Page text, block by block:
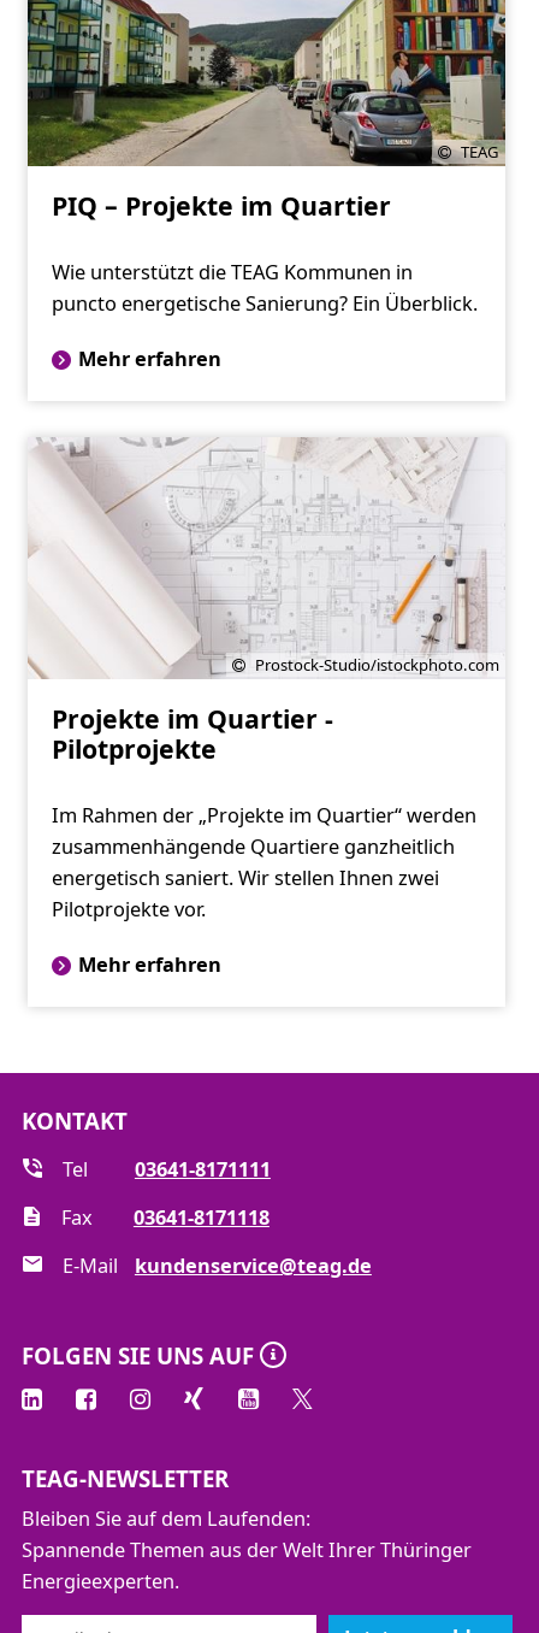
TEAG
PIQ – Projekte im Quartier
Wie unterstützt die TEAG Kommunen in
puncto energetische Sanierung? Ein Überblick.
Mehr erfahren
Prostock-Studio/istockphoto.com
Projekte im Quartier -
Pilotprojekte
Im Rahmen der „Projekte im Quartier“ werden
zusammenhängende Quartiere ganzheitlich
energetisch saniert. Wir stellen Ihnen zwei
Pilotprojekte vor.
Mehr erfahren
KONTAKT
Tel
03641-8171111
Fax
03641-8171118
E-Mail
kundenservice@teag.de
FOLGEN SIE UNS AUF
TEAG-NEWSLETTER
Bleiben Sie auf dem Laufenden:
Spannende Themen aus der Welt Ihrer Thüringer
Energieexperten.